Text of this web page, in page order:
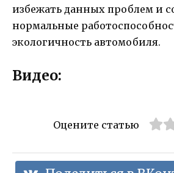
избежать данных проблем и
нормальные
экологичность автомобиля.
Видео:
Оцените статью